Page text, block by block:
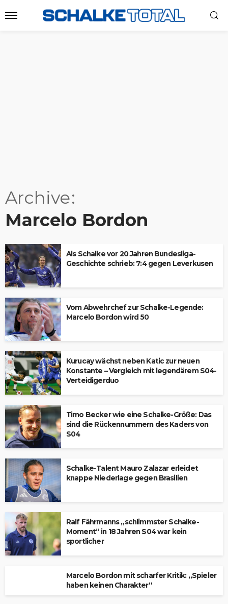
Archive
Marcelo Bordon
Als Schalke vor 20 Jahren Bundesliga-
Geschichte schrieb: 7:4 gegen Leverkusen
Vom Abwehrchef zur Schalke-Legende:
Marcelo Bordon wird 50
Kurucay wächst neben Katic zur neuen
Konstante – Vergleich mit legendärem S04-
Verteidigerduo
Timo Becker wie eine Schalke-Größe: Das
sind die Rückennummern des Kaders von
S04
Schalke-Talent Mauro Zalazar erleidet
knappe Niederlage gegen Brasilien
Ralf Fährmanns „schlimmster Schalke-
Moment“ in 18 Jahren S04 war kein
sportlicher
Marcelo Bordon mit scharfer Kritik: „Spieler
haben keinen Charakter“